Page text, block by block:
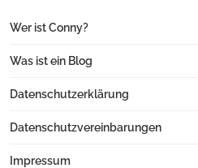
Wer ist Conny?
Was ist ein Blog
Datenschutzerklärung
Datenschutzvereinbarungen
Impressum